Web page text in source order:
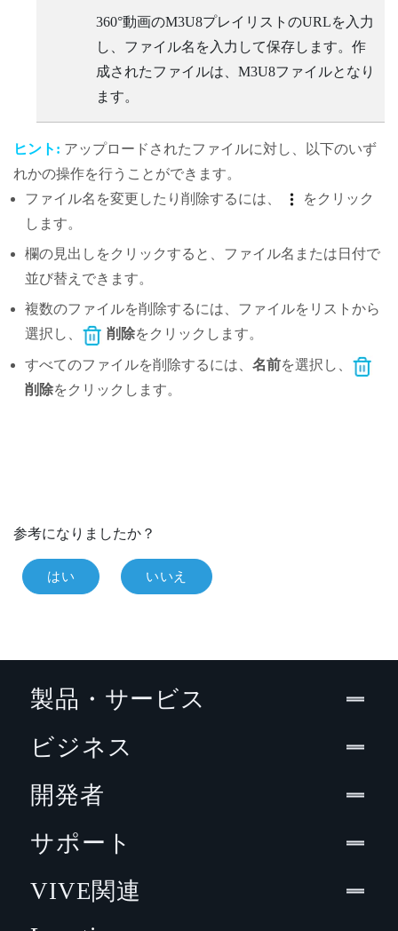
360°動画のM3U8プレイリストのURLを入力
し、ファイル名を入力して保存します。作
成されたファイルは、M3U8ファイルとなり
ます。
ヒント: アップロードされたファイルに対し、以下のいず
れかの操作を行うことができます。
ファイル名を変更したり削除するには、
をクリック
します。
欄の見出しをクリックすると、ファイル名または日付で
並び替えできます。
複数のファイルを削除するには、ファイルをリストから
選択し、
削除をクリックします。
すべてのファイルを削除するには、 名前を選択し、
削除をクリックします。
参考になりましたか？
はい いいえ
製品・サービス
ビジネス
開発者
サポート
VIVE関連